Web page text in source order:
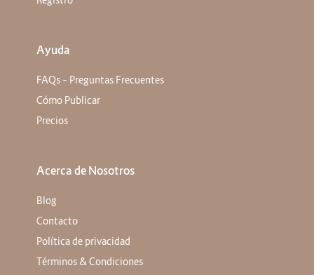
Ayuda
FAQs – Preguntas Frecuentes
Cómo Publicar
Precios
Acerca de Nosotros
Blog
Contacto
Política de privacidad
Términos & Condiciones